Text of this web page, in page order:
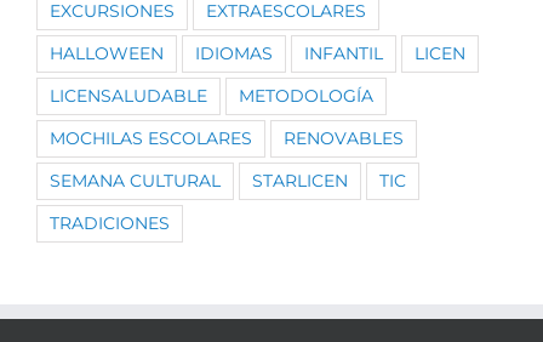
EXCURSIONES EXTRAESCOLARES
HALLOWEEN IDIOMAS INFANTIL LICEN
LICENSALUDABLE METODOLOGÍA
MOCHILAS ESCOLARES RENOVABLES
SEMANA CULTURAL STARLICEN TIC
TRADICIONES